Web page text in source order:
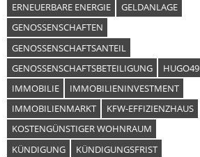
ERNEUERBARE ENERGIE
GELDANLAGE
GENOSSENSCHAFTEN
GENOSSENSCHAFTSANTEIL
GENOSSENSCHAFTSBETEILIGUNG
HUGO49
IMMOBILIE
IMMOBILIENINVESTMENT
IMMOBILIENMARKT
KFW-EFFIZIENZHAUS
KOSTENGÜNSTIGER WOHNRAUM
KÜNDIGUNG
KÜNDIGUNGSFRIST